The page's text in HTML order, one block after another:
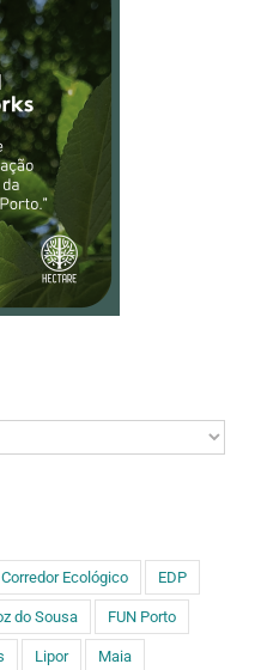
Corredor Ecológico EDP
do Sousa FUN Porto
Lipor Maia